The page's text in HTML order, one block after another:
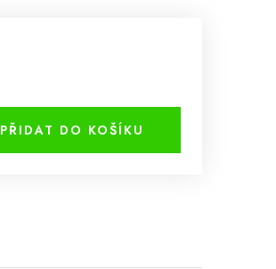
PŘIDAT DO KOŠÍKU